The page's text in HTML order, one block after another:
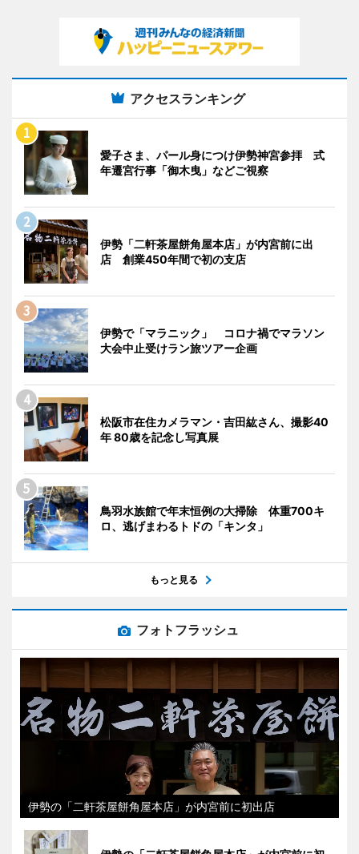
アクセスランキング
愛子さま、パール身につけ伊勢神宮参拝 式
年遷宮行事「御木曳」などご視察
伊勢「二軒茶屋餅角屋本店」が内宮前に出
店 創業450年間で初の支店
伊勢で「マラニック」 コロナ禍でマラソン
大会中止受けラン旅ツアー企画
松阪市在住カメラマン・吉田紘さん、撮影40
年 80歳を記念し写真展
鳥羽水族館で年末恒例の大掃除 体重700キ
ロ、逃げまわるトドの「キンタ」
もっと見る
フォトフラッシュ
伊勢の「二軒茶屋餅角屋本店」が内宮前に初出店